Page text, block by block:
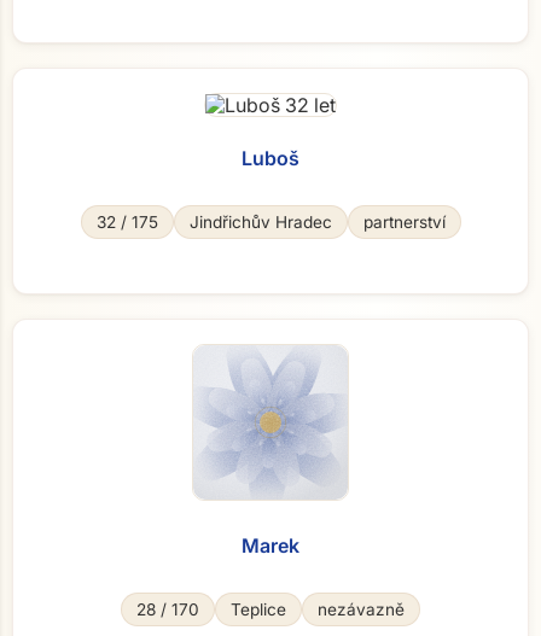
Luboš
32 / 175 Jindřichův Hradec partnerství
Marek
28 / 170 Teplice nezávazně